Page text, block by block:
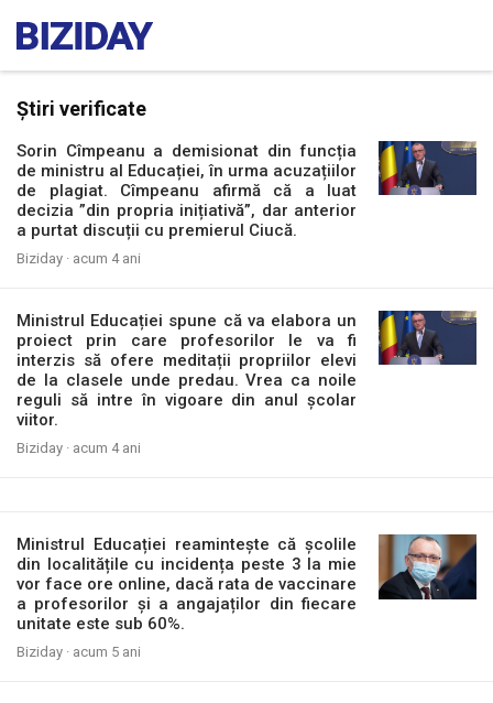
Știri verificate
Sorin Cîmpeanu a demisionat din funcția
de ministru al Educației, în urma acuzațiilor
de plagiat. Cîmpeanu afirmă că a luat
decizia ”din propria inițiativă”, dar anterior
a purtat discuții cu premierul Ciucă.
Biziday · acum 4 ani
Ministrul Educației spune că va elabora un
proiect prin care profesorilor le va fi
interzis să ofere meditații propriilor elevi
de la clasele unde predau. Vrea ca noile
reguli să intre în vigoare din anul școlar
viitor.
Biziday · acum 4 ani
Ministrul Educației reamintește că școlile
din localitățile cu incidența peste 3 la mie
vor face ore online, dacă rata de vaccinare
a profesorilor și a angajaților din fiecare
unitate este sub 60%.
Biziday · acum 5 ani